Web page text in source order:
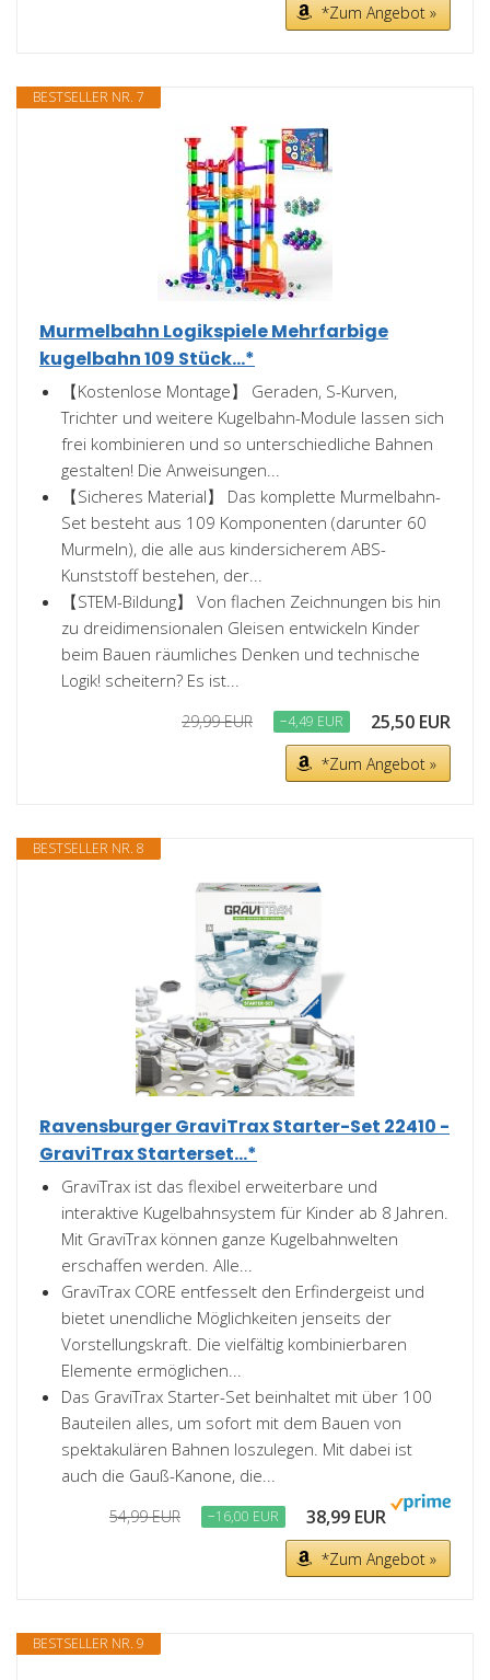
*Zum Angebot »
BESTSELLER NR. 7
Murmelbahn Logikspiele Mehrfarbige
kugelbahn 109 Stück...*
【Kostenlose Montage】 Geraden, S-Kurven,
Trichter und weitere Kugelbahn-Module lassen sich
frei kombinieren und so unterschiedliche Bahnen
gestalten! Die Anweisungen...
【Sicheres Material】 Das komplette Murmelbahn-
Set besteht aus 109 Komponenten (darunter 60
Murmeln), die alle aus kindersicherem ABS-
Kunststoff bestehen, der...
【STEM-Bildung】 Von flachen Zeichnungen bis hin
zu dreidimensionalen Gleisen entwickeln Kinder
beim Bauen räumliches Denken und technische
Logik! scheitern? Es ist...
29,99 EUR −4,49 EUR 25,50 EUR
*Zum Angebot »
BESTSELLER NR. 8
Ravensburger GraviTrax Starter-Set 22410 -
GraviTrax Starterset...*
GraviTrax ist das flexibel erweiterbare und
interaktive Kugelbahnsystem für Kinder ab 8 Jahren.
Mit GraviTrax können ganze Kugelbahnwelten
erschaffen werden. Alle...
GraviTrax CORE entfesselt den Erfindergeist und
bietet unendliche Möglichkeiten jenseits der
Vorstellungskraft. Die vielfältig kombinierbaren
Elemente ermöglichen...
Das GraviTrax Starter-Set beinhaltet mit über 100
Bauteilen alles, um sofort mit dem Bauen von
spektakulären Bahnen loszulegen. Mit dabei ist
auch die Gauß-Kanone, die...
54,99 EUR −16,00 EUR 38,99 EUR
*Zum Angebot »
BESTSELLER NR. 9